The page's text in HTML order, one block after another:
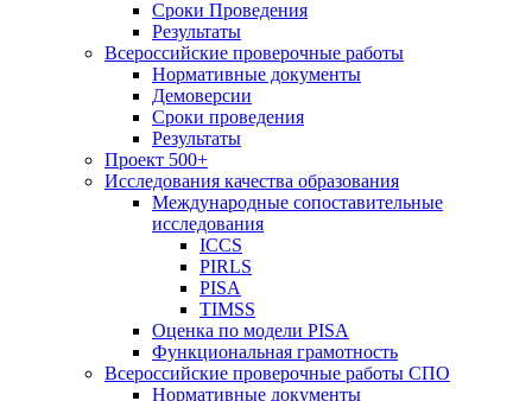
Сроки Проведения
Результаты
Всероссийские проверочные работы
Нормативные документы
Демоверсии
Сроки проведения
Результаты
Проект 500+
Исследования качества образования
Международные сопоставительные
исследования
ICCS
PIRLS
PISA
TIMSS
Оценка по модели PISA
Функциональная грамотность
Всероссийские проверочные работы СПО
Нормативные документы